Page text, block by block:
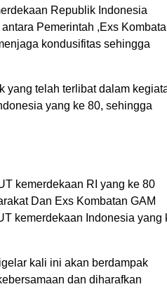
Republik Indonesia
Pemerintah ,Exs
kondusifitas sehingga
yang telah terlibat dalam
yang ke 80, sehingga
kemerdekaan RI yang ke 80
Dan Exs Kombatan GAM
kemerdekaan Indonesia yang
kali ini akan berdampak
dan diharafkan